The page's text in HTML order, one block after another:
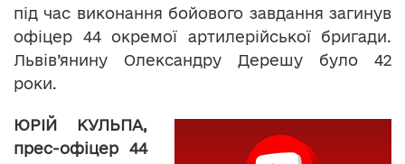
під час виконання бойового завдання загинув
офіцер 44 окремої артилерійської бригади.
Львів’янину Олександру Дерешу було 42
роки.
ЮРІЙ КУЛЬПА,
прес-офіцер 44